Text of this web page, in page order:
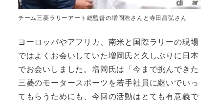
チーム三菱ラリーアート総監督の増岡浩さんと寺田昌弘さん
ヨーロッパやアフリカ、南米と国際ラリーの現場
ではよくお会いしていた増岡氏と久しぶりに日本
でお会いしました。増岡氏は「今まで挑んできた
三菱のモータースポーツを若手社員に継いでいっ
てもらうためにも、今回の活動はとても有意義で